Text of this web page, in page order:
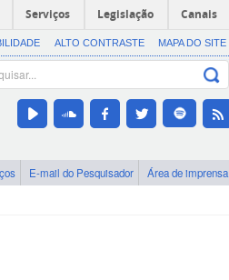
Serviços Legislação Canais
ALTO CONTRASTE MAPA DO SITE
E-mail do Pesquisador Área de imprensa